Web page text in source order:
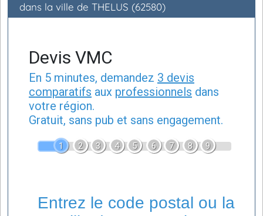
dans la ville de THELUS (62580)
Devis VMC
En 5 minutes, demandez 3 devis
comparatifs aux professionnels dans
votre région.
Gratuit, sans pub et sans engagement.
1 2 3 4 5 6 7 8 9
Entrez le code postal ou la